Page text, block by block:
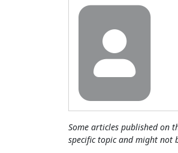
Some articles published on
specific topic and might not